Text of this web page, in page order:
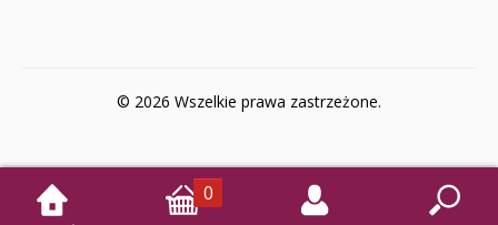
© 2026 Wszelkie prawa zastrzeżone.
0